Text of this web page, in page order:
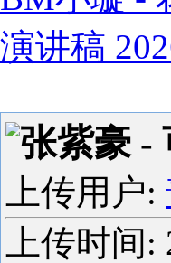
演讲稿
张紫豪 -
上传用户:
上传时间: